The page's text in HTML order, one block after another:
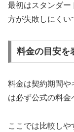
最初はスタンダー
方が失敗しにくい
料金の目安を
料金は契約期間や
は必ず公式の料金
ここでは比較しや